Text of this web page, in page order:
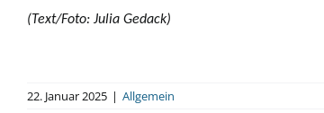
(Text/Foto: Julia Gedack)
22. Januar 2025 | Allgemein